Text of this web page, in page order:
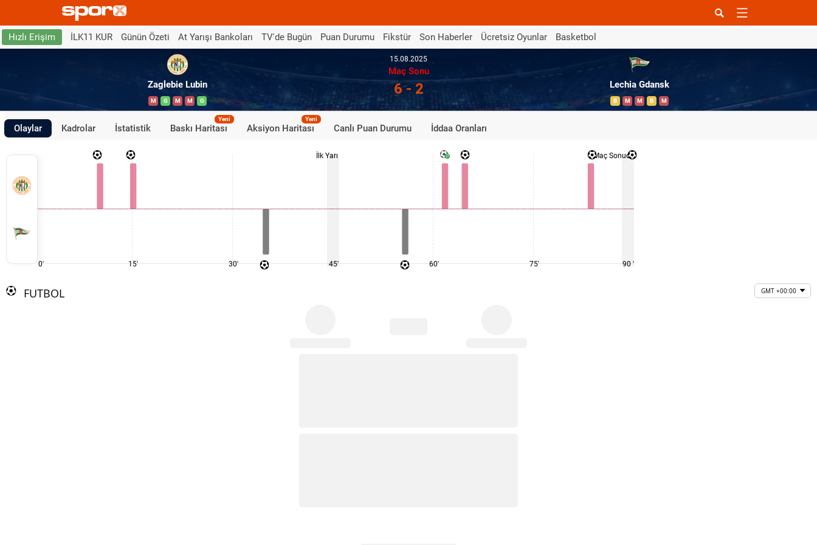
Hızlı Erişim İLK11 KUR Günün Özeti At Yarışı Bankoları TV'de Bugün Puan Durumu Fikstür Son Haberler Ücretsiz Oyunlar Basketbol
Zaglebie Lubin
M G M M G
15.08.2025
Maç Sonu
6 - 2 Lechia Gdansk
B M M B M
Olaylar Kadrolar İstatistik Baskı Haritası
Yeni
Aksiyon Haritası
Yeni
Canlı Puan Durumu İddaa Oranları
0' 15' 30'
İlk Yarı
45' 60' 75'
Maç Sonucu
90 '
FUTBOL GMT +00:00